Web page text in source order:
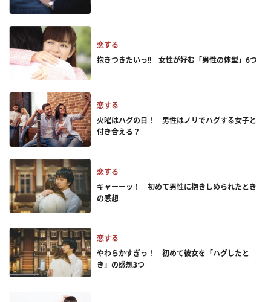
恋する
抱きつきたいっ!! 女性が好む「男性の体型」6つ
恋する
火曜はハグの日！ 男性はノリでハグする女子と
付き合える？
恋する
キャーーッ！ 初めて男性に抱きしめられたとき
の感想
恋する
やわらかすぎっ！ 初めて彼女を「ハグしたと
き」の感想3つ